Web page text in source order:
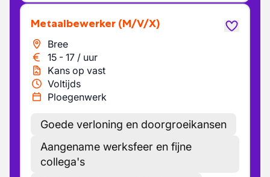
Metaalbewerker (M/V/X)
Bree
15 - 17 / uur
Kans op vast
Voltijds
Ploegenwerk
Goede verloning en doorgroeikansen
Aangename werksfeer en fijne
collega's